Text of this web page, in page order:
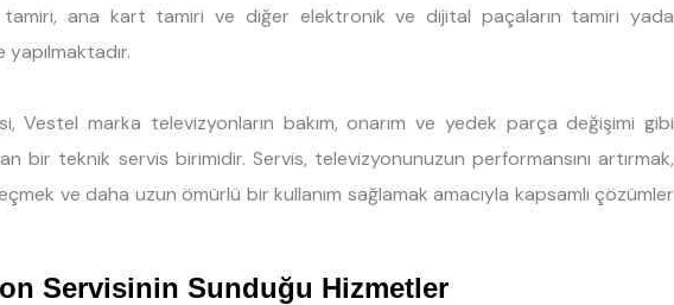
tamiri, ana kart tamiri ve diğer elektronik ve dijital paçaların tamiri yada
Vestel marka televizyonların bakım, onarım ve yedek parça değişimi gibi
bir teknik servis birimidir. Servis, televizyonunuzun performansını artırmak,
ve daha uzun ömürlü bir kullanım sağlamak amacıyla kapsamlı çözümler
Servisinin Sunduğu Hizmetler